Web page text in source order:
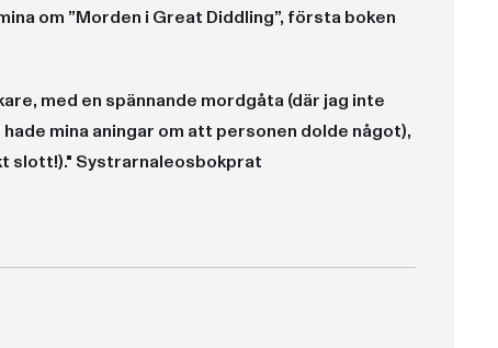
om ”Morden i Great Diddling”, första boken
med en spännande mordgåta (där jag inte
mina aningar om att personen dolde något),
slott!)." Systrarnaleosbokprat